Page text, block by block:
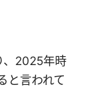
、2025年時
と言われて